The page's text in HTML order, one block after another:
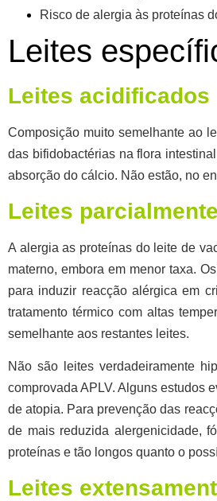
Risco de alergia às proteínas
Leites
Leites acidificados
Composição muito semelhante ao
das bifidobactérias na flora
absorção do cálcio. Não estão, no
Leites
A alergia as proteínas do leite de
materno, embora em menor taxa.
para induzir reacção alérgica em
tratamento térmico com altas
semelhante aos restantes leites.
Não são leites verdadeiramente
comprovada APLV. Alguns estudos
de atopia. Para prevenção das
de mais reduzida alergenicidade,
proteínas e tão longos quanto o
Leites